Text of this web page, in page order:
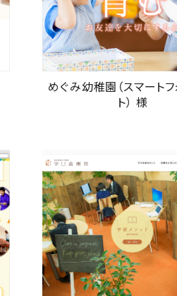
めぐみ幼稚園（スマート
ト） 様